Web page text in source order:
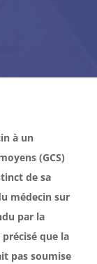
à un
(GCS)
de sa
médecin sur
par la
précisé que la
pas soumise